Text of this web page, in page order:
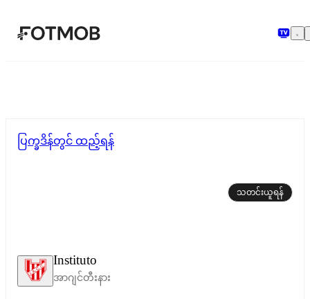
အဓိကအကြောင်းအရာသို့ ကျော်သွားရန်
Instituto
အာဂျင်တီးနား
ပြက္ခဒိန်တွင် ထည့်ရန်
သတင်းယူရန်